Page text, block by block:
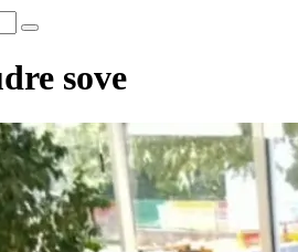
sove